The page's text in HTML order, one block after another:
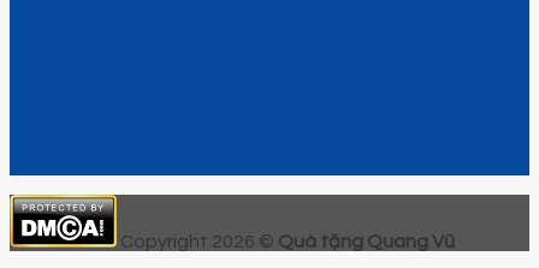
Copyright 2026 © Quà tặng Quang Vũ